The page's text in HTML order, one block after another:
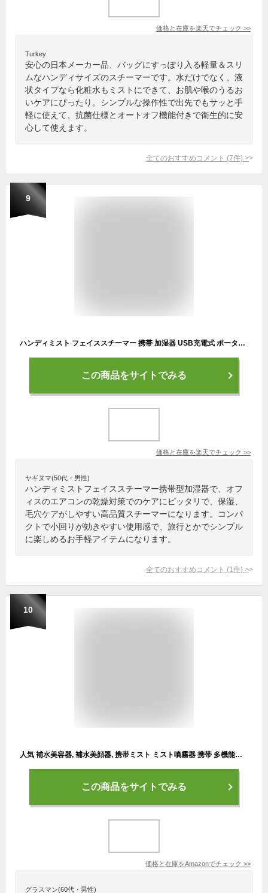
価格と在庫を楽天でチェック >>
Turkey
安心の日本メーカー品、バッグにすっぽり入る軽量＆スリ
ムなハンディサイズのスチーマーです。水だけでなく、液
状タイプなら化粧水もミストにできて、お肌や喉のうるお
いケアにぴったり。シンプルな操作性で出先でもサッと手
軽に使えて、抗菌仕様とオートオフ機能付きで衛生的に安
心して使えます。
全てのおすすめコメント (7件) >
9
ハンディミスト フェイススチーマー 携帯 加湿器 USB充電式 ポータブル スチーマー 小型 美顔器 おしゃれ コードレス 持ち運び 超音波式 コンパクト 保湿 乾燥肌 毛穴ケア フェイスケア スキンケア 乾燥対策 シンプル 可愛い 旅行 お出かけ
この商品をサイトでみる
価格と在庫を楽天でチェック >>
ヤギヌマ(50代・男性)
ハンディミストフェイススチーマー携帯型加湿器で、オフ
ィスのエアコンの乾燥対策でのケアにピッタリで、保湿、
毛穴ケアがしやすい高品質スチーマーになります。コンパ
クトで小回りが効きやすい使用感で、旅行とかでシンプル
に楽しめるお手軽アイテムになります。
全てのおすすめコメント (1 件) >
10
人気 補水美容器, 補水美顔器, 携帯ミスト ミスト噴霧器 携帯 多機能ナノハンディミスト ハンディミスト スチーマー 補水 美肌キープ 20ml顔の保湿器 乾燥肌 敏感肌 脂性肌 家庭 旅行 オフィス
この商品をサイトでみる
価格と在庫をAmazonでチェック >>
グラスマン(60代・男性)